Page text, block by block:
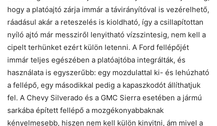
hogy a platóajtó zárja immár a távirányítóval is vezérelhető,
ráadásul akár a reteszelés is kioldható, így a csillapítottan
nyíló ajtó már messziről lenyitható vízszintesig, nem kell a
cipelt terhünket ezért külön letenni. A Ford fellépőjét
immár teljes egészében a platóajtóba integrálták, és
használata is egyszerűbb: egy mozdulattal ki- és lehúzható
a fellépő, egy másodikkal pedig a kapaszkodót állíthatjuk
fel. A Chevy Silverado és a GMC Sierra esetében a jármú
sarkába épített fellépő a mozgékonyabbaknak
kényelmesebb, hiszen nem kell külön kinyitni, ám mivel a